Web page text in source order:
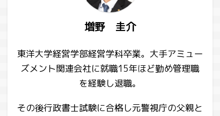
増野 圭介
東洋大学経営学部経営学科卒業。大手アミュー
ズメント関連会社に就職15年ほど勤め管理職
を経験し退職。
その後行政書士試験に合格し元警視庁の父親と